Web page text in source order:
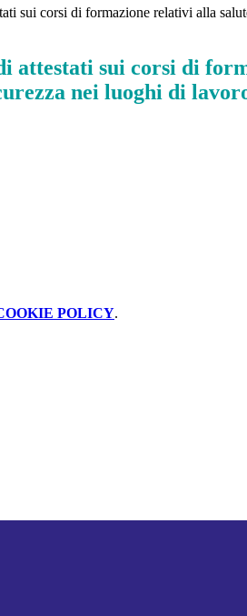
sui corsi di formazione relativi alla
attestati sui corsi di
nei luoghi di
POLICY.